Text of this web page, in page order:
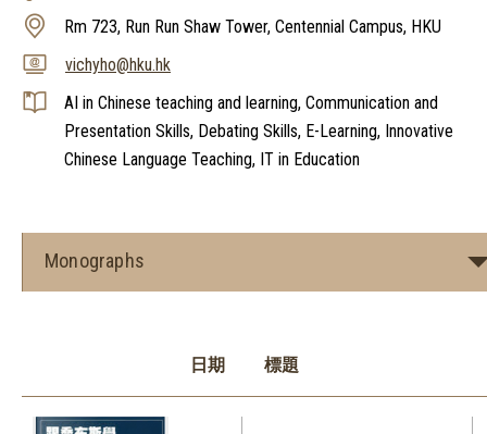
Rm 723, Run Run Shaw Tower, Centennial Campus, HKU
vichyho@hku.hk
AI in Chinese teaching and learning, Communication and
Presentation Skills, Debating Skills, E-Learning, Innovative
Chinese Language Teaching, IT in Education
Monographs
日期 標題